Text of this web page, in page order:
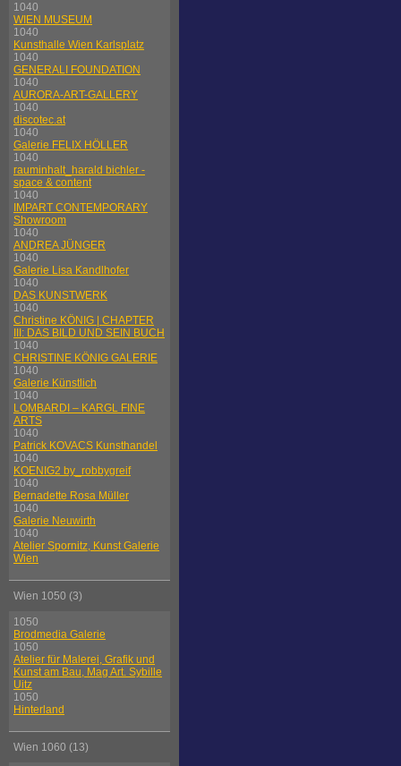
1040
WIEN MUSEUM
1040
Kunsthalle Wien Karlsplatz
1040
GENERALI FOUNDATION
1040
AURORA-ART-GALLERY
1040
discotec.at
1040
Galerie FELIX HÖLLER
1040
rauminhalt_harald bichler -
space & content
1040
IMPART CONTEMPORARY
Showroom
1040
ANDREA JÜNGER
1040
Galerie Lisa Kandlhofer
1040
DAS KUNSTWERK
1040
Christine KÖNIG | CHAPTER
III: DAS BILD UND SEIN BUCH
1040
CHRISTINE KÖNIG GALERIE
1040
Galerie Künstlich
1040
LOMBARDI – KARGL FINE
ARTS
1040
Patrick KOVACS Kunsthandel
1040
KOENIG2 by_robbygreif
1040
Bernadette Rosa Müller
1040
Galerie Neuwirth
1040
Atelier Spornitz, Kunst Galerie
Wien
Wien 1050 (3)
1050
Brodmedia Galerie
1050
Atelier für Malerei, Grafik und
Kunst am Bau, Mag Art. Sybille
Uitz
1050
Hinterland
Wien 1060 (13)